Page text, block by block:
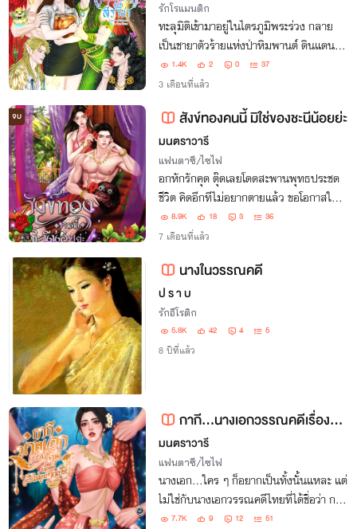
รักโรแมนติก
ทะลุมิติเข้ามาอยู่ในไตรภูมิพระร่วง กลาย
เป็นชายาตัวร้ายแห่งป่าหิมพานต์ ดินแดน
ลึกลับในตำราเล่มโปรด แถมได้สามีขมึงตึง
มาอีกสี่คน และแต่ละคน...ก็ไม่ใช่มนุษย์
1.4K 2 0 37
3 เดือนที่แล้ว
จบ สังข์ทองคนนี้ มิใช่ของชะนีน้อยย่ะ
มนตราวารี
แฟนตาซี/ไซไฟ
อกหักรักคุด ตุ๊ดเลยโดดสะพานพุทธประชด
ชีวิต คิดอีกทีไม่อยากตายแล้ว ขอโอกาสใหม่
ได้ไหม!
8.9K 18 3 36
7 เดือนที่แล้ว
นางในวรรณคดี
ป ร า บ
รักอีโรติก
5.8K 42 4 5
8 ปีที่แล้ว
กากี...นางเอกวรรณคดีเรื่องนี้ ฉันไม่อยากเป็น ( มี E-Book )
มนตราวารี
แฟนตาซี/ไซไฟ
นางเอก...ใคร ๆ ก็อยากเป็นทั้งนั้นแหละ แต่
ไม่ใช่กับนางเอกวรรณคดีไทยที่ได้ชื่อว่า กากี
หญิงราคีคาว โว้ย!
7.7K 9 12 51